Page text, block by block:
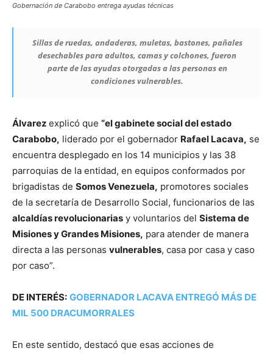
Gobernación de Carabobo entrega ayudas técnicas
Sillas de ruedas, andaderas, muletas, bastones, pañales
desechables para adultos, camas y colchones, fueron
parte de las ayudas otorgadas a las personas en
condiciones vulnerables.
Álvarez explicó que “el gabinete social del estado
Carabobo, liderado por el gobernador Rafael Lacava, se
encuentra desplegado en los 14 municipios y las 38
parroquias de la entidad, en equipos conformados por
brigadistas de Somos Venezuela, promotores sociales
de la secretaría de Desarrollo Social, funcionarios de las
alcaldías revolucionarias y voluntarios del Sistema de
Misiones y Grandes Misiones, para atender de manera
directa a las personas vulnerables, casa por casa y caso
por caso”.
DE INTERÉS: GOBERNADOR LACAVA ENTREGÓ MÁS DE
MIL 500 DRACUMORRALES
En este sentido, destacó que esas acciones de